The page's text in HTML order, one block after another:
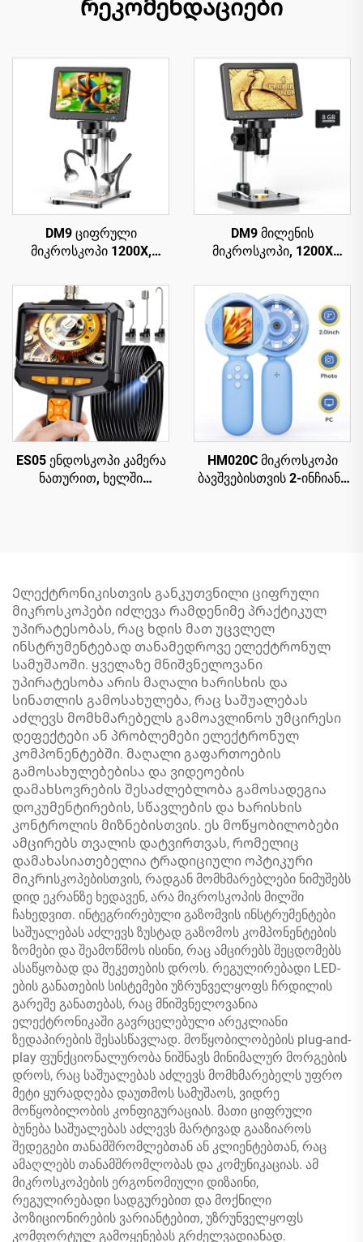
რეკომენდაციები
DM9 ციფრული
მიკროსკოპი 1200X,
მონეტებისთვის, 12MP,
PCB სქემის
შესაკეთებლად
DM9 მილენის
მიკროსკოპი, 1200X
PCB სქემის
რემონტისთვის
ES05 ენდოსკოპი კამერა
ნათურით, ხელში
HM020C მიკროსკოპი
ბავშვებისთვის 2-ინჩიანი
Ელექტრონიკისთვის განკუთვნილი ციფრული
მიკროსკოპები იძლევა რამდენიმე პრაქტიკულ
უპირატესობას, რაც ხდის მათ უცვლელ
ინსტრუმენტებად თანამედროვე ელექტრონულ
სამუშაოში. ყველაზე მნიშვნელოვანი
უპირატესობა არის მაღალი ხარისხის და
სინათლის გამოსახულება, რაც საშუალებას
აძლევს მომხმარებელს გამოავლინოს უმცირესი
დეფექტები ან პრობლემები ელექტრონულ
კომპონენტებში. მაღალი გაფართოების
გამოსახულებებისა და ვიდეოების
დამახსოვრების შესაძლებლობა გამოსადეგია
დოკუმენტირების, სწავლების და ხარისხის
კონტროლის მიზნებისთვის. ეს მოწყობილობები
ამცირებს თვალის დატვირთვას, რომელიც
დამახასიათებელია ტრადიციული ოპტიკური
მიკრոსკოპებისთვის, რადგან მომხმარებლები ნიმუშებს
დიდ ეკრანზე ხედავენ, არა მიკროსკოპის მილში
ჩახედვით. ინტეგრირებული გაზომვის ინსტრუმენტები
საშუალებას აძლევს ზუსტად გაზომოს კომპონენტების
ზომები და შეამოწმოს ისინი, რაც ამცირებს შეცდომებს
ასაწყობად და შეკეთების დროს. რეგულირებადი LED-
ების განათების სისტემები უზრუნველყოფს ჩრდილის
გარეშე განათებას, რაც მნიშვნელოვანია
ელექტრონიკაში გავრცელებული არეკლიანი
ზედაპირების შესასწავლად. მოწყობილობების plug-and-
play ფუნქციონალურობა ნიშნავს მინიმალურ მორგების
დროს, რაც საშუალებას აძლევს მომხმარებელს უფრო
მეტი ყურადღება დაუთმოს სამუშაოს, ვიდრე
მოწყობილობის კონფიგურაციას. მათი ციფრული
ბუნება საშუალებას აძლევს მარტივად გააზიაროს
შედეგები თანამშრომლებთან ან კლიენტებთან, რაც
ამაღლებს თანამშრომლობას და კომუნიკაციას. ამ
მიკროსკოპების ერგონომიული დიზაინი,
რეგულირებადი სადგურებით და მოქნილი
პოზიციონირების ვარიანტებით, უზრუნველყოფს
კომფორტულ გამოყენებას გრძელვადიანად.